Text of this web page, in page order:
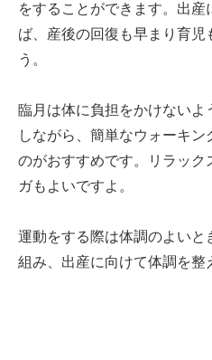
をすることができます。出
ば、産後の回復も早まり育児
う。
臨月は体に負担をかけない
しながら、簡単なウォーキ
のがおすすめです。リラック
ガもよいですよ。
運動をする際は体調のよいと
組み、出産に向けて体調を整